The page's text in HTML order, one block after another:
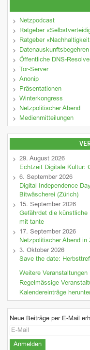
Netzpodcast
Ratgeber
Ratgeber
Datenauskunftsbegehren
Öffentliche DNS-
Tor-Server
Anonip
Präsentationen
Winterkongress
Netzpolitischer Abend
Medienmitteilungen
29. August 2026
Echtzeit Digitale Kultur:
6. September 2026
Digital Independence
Bitwäscherei (Zürich)
15. September 2026
Gefährdet die künstliche
mit tante
17. September 2026
Netzpolitischer Abend in
3. Oktober 2026
Save the date:
Weitere Veranstaltungen
Regelmässige
Kalendereinträge
Neue Beiträge per E-Mail